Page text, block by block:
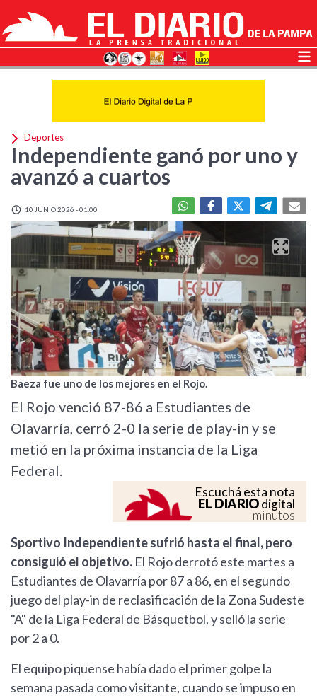
Deportes
Independiente ganó por uno y
avanzó a cuartos
10 JUNIO 2026 - 01:00
Baeza fue uno de los mejores en el Rojo.
El Rojo venció 87-86 a Estudiantes de
Olavarría, cerró 2-0 la serie de play-in y se
metió en la próxima instancia de la Liga
Federal.
Escuchá esta nota
EL DIARIOdigital
minutos
Sportivo Independiente sufrió hasta el final, pero
consiguió el objetivo. El Rojo derrotó este martes a
Estudiantes de Olavarría por 87 a 86, en el segundo
juego del play-in de reclasificación de la Zona Sudeste
"A" de la Liga Federal de Básquetbol, y selló la serie
por 2 a 0.
El equipo piquense había dado el primer golpe la
semana pasada como visitante, cuando se impuso en